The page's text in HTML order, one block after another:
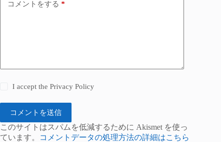
コメントをする *
I accept thePrivacy Policy
コメントを送信
このサイトはスパムを低減するために Akismet を使っ
ています。
コメントデータの処理方法の詳細はこちら